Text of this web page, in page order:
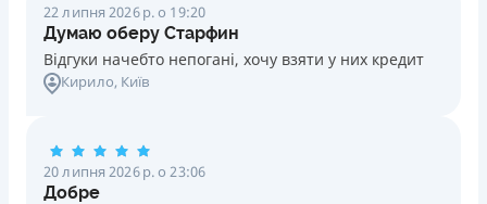
22 липня 2026 р. о 19:20
Думаю оберу Старфин
Відгуки начебто непогані, хочу взяти у них кредит
Кирило, Київ
20 липня 2026 р. о 23:06
Добре